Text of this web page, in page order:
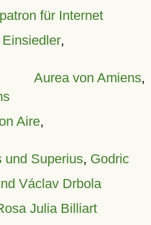
für Internet
,
Aurea von Amiens,
Aire,
und Superius, Godric
Václav Drbola
Julia Billiart